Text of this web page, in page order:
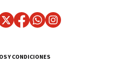
Y CONDICIONES